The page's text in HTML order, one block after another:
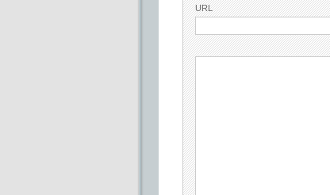
URL